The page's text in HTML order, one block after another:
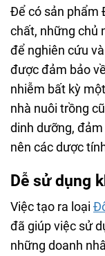
Để có sản phẩm
chất, những chủ
để nghiên cứu
được đảm bảo
nhiễm bất kỳ
nhà nuôi trồng
dinh dưỡng,
nên các dược
Dễ sử dụng
Việc tạo ra loại
đã giúp việc sử
những doanh